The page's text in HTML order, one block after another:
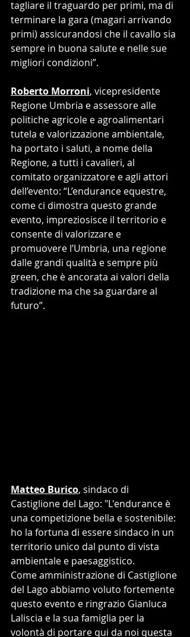
tagliare il traguardo per primi, ma di
terminare la gara (magari arrivando
primi) assicurandosi che il cavallo sia
sempre in buona salute e nelle sue
migliori condizioni”.
Roberto Morroni, vicepresidente
Regione Umbria e assessore alle
politiche agricole e agroalimentari
tutela e valorizzazione ambientale,
ha portato i saluti, a nome della
Regione, a tutti i cavalieri, al
comitato organizzatore e agli attori
dell’evento: “L’endurance equestre,
come ci dimostra questo grande
evento, impreziosisce il territorio e
consente di valorizzare e
promuovere l’Umbria, una regione
dalle grandi qualità e sempre più
green, che è ancorata ai valori della
tradizione ma che sa guardare al
futuro”.
Matteo Burico, sindaco di
Castiglione del Lago: "L'endurance è
una competizione bella e sostenibile:
ho la fortuna di essere sindaco in un
territorio unico dal punto di vista
ambientale e paesaggistico.
Come amministrazione di Castiglione
del Lago abbiamo voluto fortemente
questo evento e ringrazio Gianluca
Laliscia e la sua famiglia per la
volontà di portare qui da noi questa